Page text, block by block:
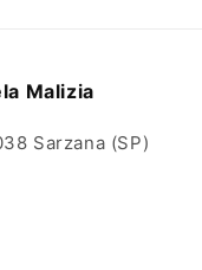
Malizia
Sarzana (SP)